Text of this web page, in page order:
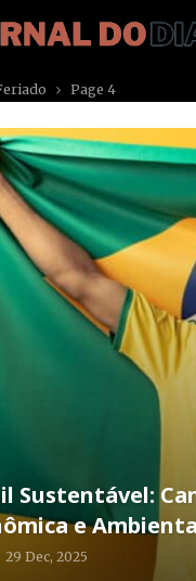
Page 4
Sustentável:
e
29 Dec, 2025